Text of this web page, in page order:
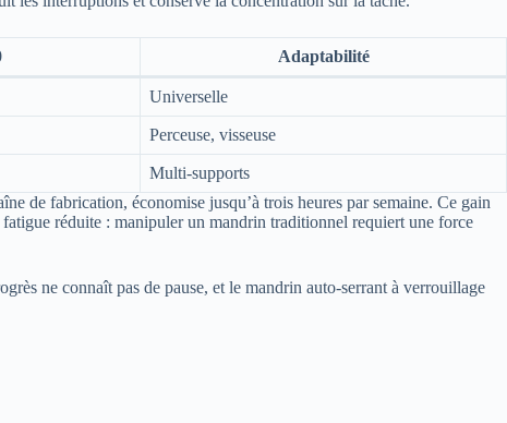
Adaptabilité
Universelle
Perceuse, visseuse
Multi-supports
de fabrication, économise jusqu’à trois heures par semaine. Ce gain
réduite : manipuler un mandrin traditionnel requiert une force
ne connaît pas de pause, et le mandrin auto-serrant à verrouillage